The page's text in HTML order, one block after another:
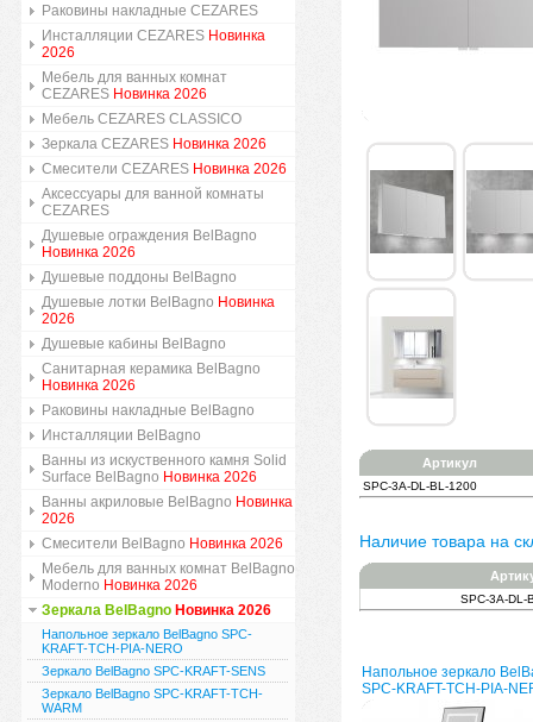
Раковины накладные CEZARES
Инсталляции CEZARES Новинка
2026
Мебель для ванных комнат
CEZARES Новинка 2026
Мебель CEZARES CLASSICO
Зеркала CEZARES Новинка 2026
Смесители CEZARES Новинка 2026
Аксессуары для ванной комнаты
CEZARES
Душевые ограждения BelBagno
Новинка 2026
Душевые поддоны BelBagno
Душевые лотки BelBagno Новинка
2026
Душевые кабины BelBagno
Санитарная керамика BelBagno
Новинка 2026
Раковины накладные BelBagno
Инсталляции BelBagno
Ванны из искуственного камня Solid
Surface BelBagno Новинка 2026
Ванны акриловые BelBagno Новинка
2026
Смесители BelBagno Новинка 2026
Мебель для ванных комнат BelBagno
Moderno Новинка 2026
Зеркала BelBagno Новинка 2026
Напольное зеркало BelBagno SPC-
KRAFT-TCH-PIA-NERO
Зеркало BelBagno SPC-KRAFT-SENS
Зеркало BelBagno SPC-KRAFT-TCH-
WARM
Артикул
SPC-3A-DL-BL-1200
Наличие товара на
SPC-3A-DL-
Напольное зеркало
SPC-KRAFT-TCH-PIA-